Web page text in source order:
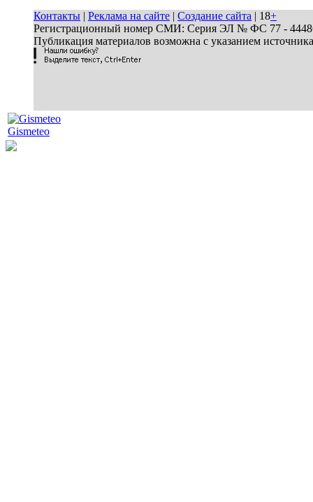
Контакты | Реклама на сайте | Создание сайта | 18+
Регистрационный номер СМИ: Серия ЭЛ № ФС 77 - 44486
Публикация материалов возможна с указанием
Gismeteo